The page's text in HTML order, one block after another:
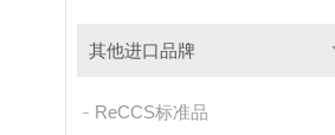
其他进口品牌
ReCCS标准品